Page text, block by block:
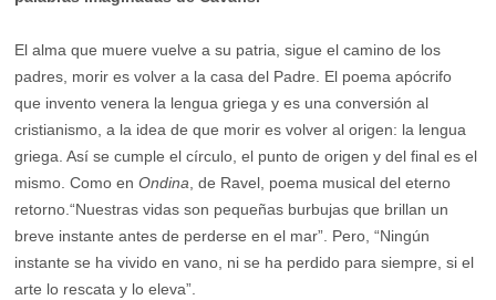
El alma que muere vuelve a su patria, sigue el camino de los
padres, morir es volver a la casa del Padre. El poema apócrifo
que invento venera la lengua griega y es una conversión al
cristianismo, a la idea de que morir es volver al origen: la lengua
griega. Así se cumple el círculo, el punto de origen y del final es el
mismo. Como enOndina, de Ravel, poema musical del eterno
retorno.“Nuestras vidas son pequeñas burbujas que brillan un
breve instante antes de perderse en el mar”. Pero, “Ningún
instante se ha vivido en vano, ni se ha perdido para siempre, si el
arte lo rescata y lo eleva”.